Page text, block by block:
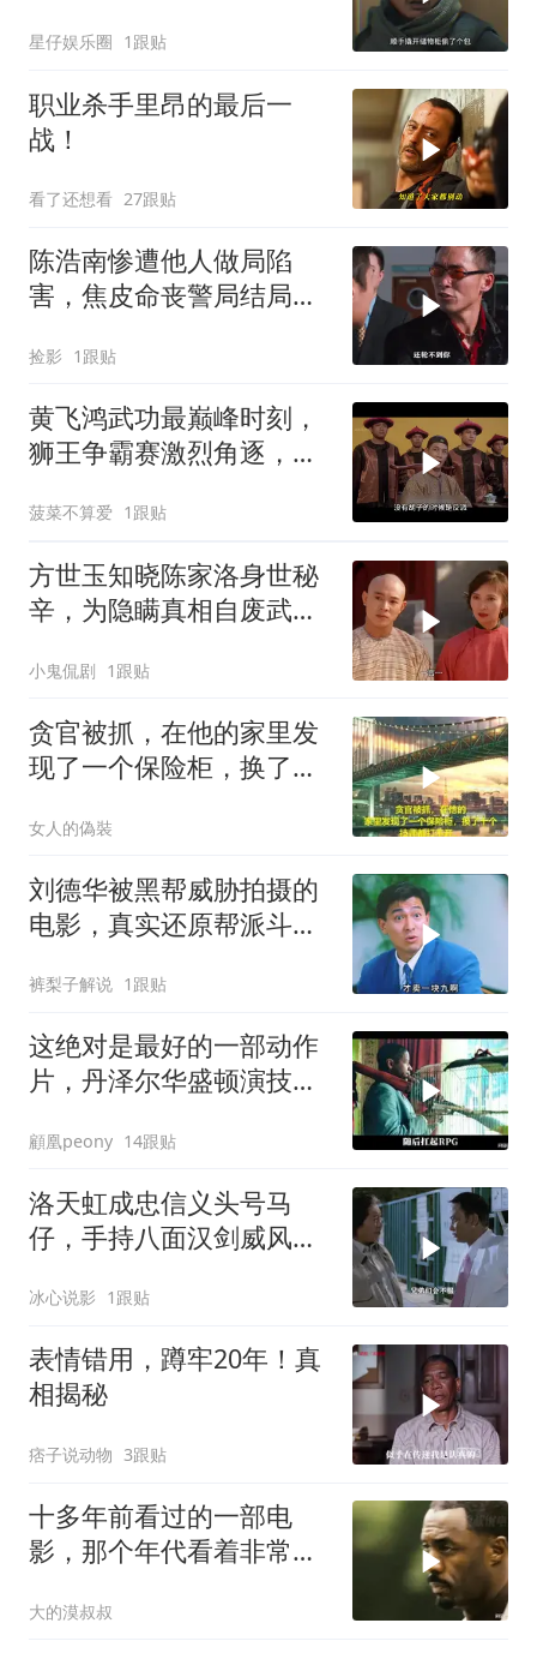
星仔娱乐圈 1跟贴
职业杀手里昂的最后一
战！
看了还想看 27跟贴
陈浩南惨遭他人做局陷
害，焦皮命丧警局结局悲
谋
捡影 1跟贴
黄飞鸿武功最巅峰时刻，
狮王争霸赛激烈角逐，经
菠菜不算爱 1跟贴
方世玉知晓陈家洛身世秘
辛，为隐瞒真相自废武
小鬼侃剧 1跟贴
贪官被抓，在他的家里发
现了一个保险柜，换了十
女人的偽裝
刘德华被黑帮威胁拍摄的
电影，真实还原帮派斗
裤梨子解说 1跟贴
这绝对是最好的一部动作
片，丹泽尔华盛顿演技出
顧凰peony 14跟贴
洛天虹成忠信义头号马
仔，手持八面汉剑威风凛
冰心说影 1跟贴
表情错用，蹲牢20年！真
相揭秘
痞子说动物 3跟贴
十多年前看过的一部电
影，那个年代看着非常劲
大的漠叔叔